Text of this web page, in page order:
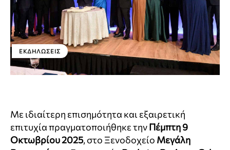
ΕΚΔΗΛΏΣΕΙΣ
Με ιδιαίτερη επισημότητα και εξαιρετική
επιτυχία πραγματοποιήθηκε τηνΠέμπτη 9
Οκτωβρίου 2025, στο Ξενοδοχείο Μεγάλη